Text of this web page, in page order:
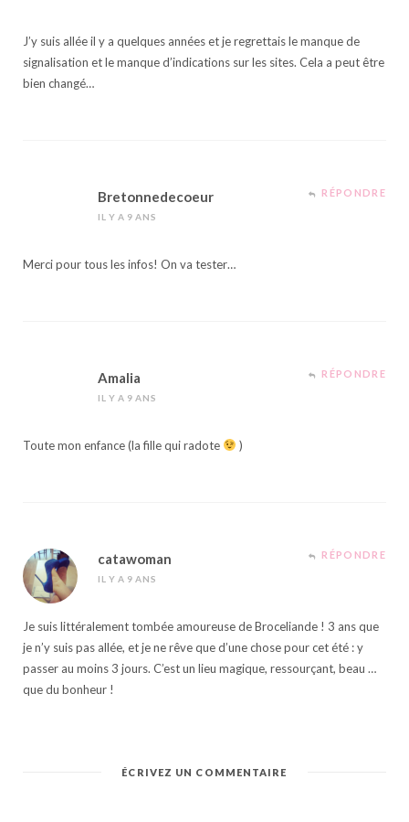
J’y suis allée il y a quelques années et je regrettais le manque de
signalisation et le manque d’indications sur les sites. Cela a peut être
bien changé…
Bretonnedecoeur
IL Y A 9 ANS
RÉPONDRE
Merci pour tous les infos! On va tester…
Amalia
IL Y A 9 ANS
RÉPONDRE
Toute mon enfance (la fille qui radote )
catawoman
IL Y A 9 ANS
RÉPONDRE
Je suis littéralement tombée amoureuse de Broceliande ! 3 ans que
je n’y suis pas allée, et je ne rêve que d’une chose pour cet été : y
passer au moins 3 jours. C’est un lieu magique, ressourçant, beau …
que du bonheur !
ÉCRIVEZ UN COMMENTAIRE